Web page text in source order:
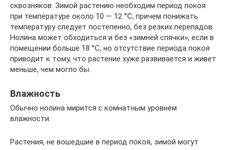
сквозняков. Зимой растению необходим период покоя
при температуре около 10 — 12 °С, причем понижать
температуру следует постепенно, без резких перепадов.
Нолина может обходиться и без «зимней спячки», если в
помещении больше 18 °С, но отсутствие периода покоя
приводит к тому, что растение хуже развивается и живет
меньше, чем могло бы.
Влажность
Обычно нолина мирится с комнатным уровнем
влажности.
Растения, не вошедшие в период покоя, зимой могут